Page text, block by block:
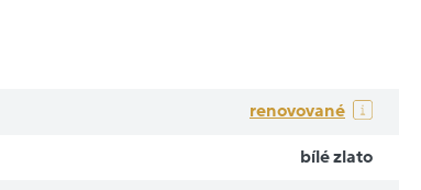
renovované
bílé zlato